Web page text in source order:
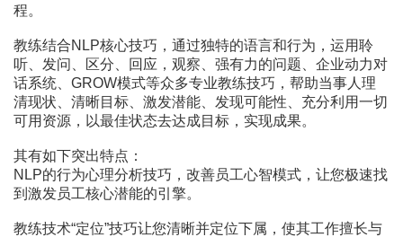
程。
教练结合NLP核心技巧，通过独特的语言和行为，运用聆
听、发问、区分、回应，观察、强有力的问题、企业动力对
话系统、GROW模式等众多专业教练技巧，帮助当事人理
清现状、清晰目标、激发潜能、发现可能性、充分利用一切
可用资源，以最佳状态去达成目标，实现成果。
其有如下突出特点：
NLP的行为心理分析技巧，改善员工心智模式，让您极速找
到激发员工核心潜能的引擎。
教练技术“定位”技巧让您清晰并定位下属，使其工作擅长与